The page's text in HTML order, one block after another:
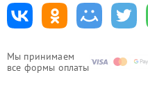
Мы принимаем
все формы оплаты